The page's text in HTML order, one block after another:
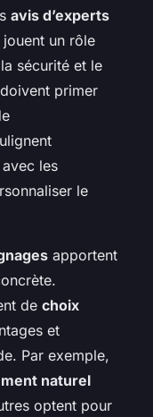
avis d’experts
jouent un rôle
sécurité et le
primer
avec les
le
apportent
de choix
et
Par exemple,
naturel
optent pour